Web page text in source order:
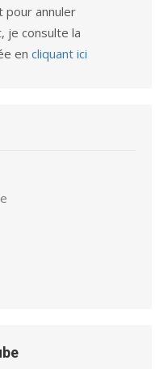
pour annuler
je consulte la
en cliquant ici